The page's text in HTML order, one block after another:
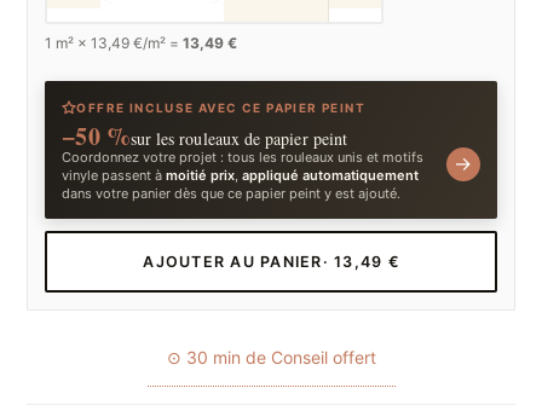
1 m² ×13,49 €/m² =13,49 €
OFFRE INCLUSE AVEC CE PAPIER PEINT
−50 %sur les rouleaux de papier peint
Coordonnez votre projet : tous les rouleaux unis et motifs
vinyle passent àmoitié prix,appliqué automatiquement
dans votre panier dès que ce papier peint y est ajouté.
→
AJOUTER AU PANIER · 13,49 €
⊙ 30 min de Conseil offert